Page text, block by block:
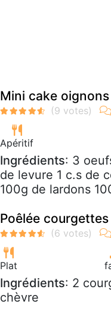
Mini cake
Apéritif
Ingrédients: 3
de levure 1 c.s de
100g de lardons
Poêlée
Plat
Ingrédients: 2
chèvre